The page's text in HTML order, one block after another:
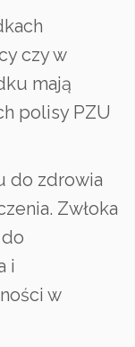
czy w
mają
polisy PZU
do zdrowia
Zwłoka
i
w